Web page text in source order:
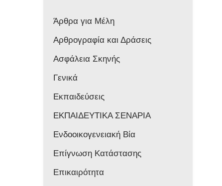
Άρθρα για Μέλη
Αρθρογραφία και Δράσεις
Ασφάλεια Σκηνής
Γενικά
Εκπαιδεύσεις
ΕΚΠΑΙΔΕΥΤΙΚΑ ΣΕΝΑΡΙΑ
Ενδοοικογενειακή Βία
Επίγνωση Κατάστασης
Επικαιρότητα